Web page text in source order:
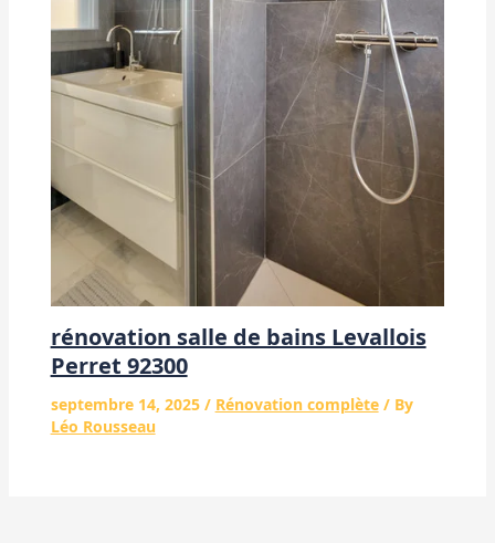
rénovation salle de bains Levallois
Perret 92300
septembre 14, 2025 / Rénovation complète/ By
Léo Rousseau